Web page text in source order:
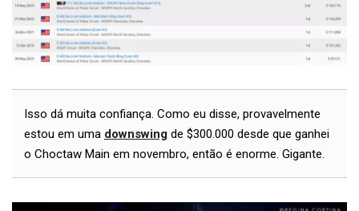
Isso dá muita confiança. Como eu disse, provavelmente
estou em uma downswing de $300.000 desde que ganhei
o Choctaw Main em novembro, então é enorme. Gigante.